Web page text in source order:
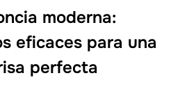
moderna:
eficaces para una
perfecta